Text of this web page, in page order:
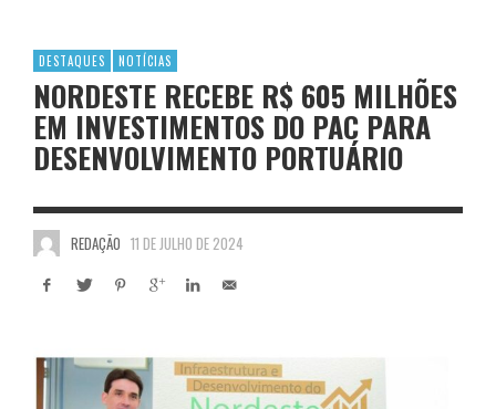
DESTAQUES NOTÍCIAS
NORDESTE RECEBE R$ 605 MILHÕES
EM INVESTIMENTOS DO PAC PARA
DESENVOLVIMENTO PORTUÁRIO
REDAÇÃO 11 DE JULHO DE 2024